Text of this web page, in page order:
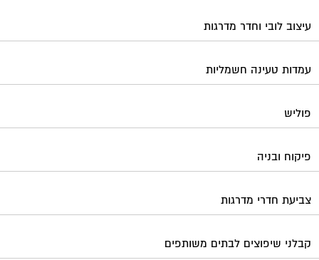
עיצוב לובי וחדר מדרגות
עמדות טעינה חשמליות
פוליש
פיקוח ובניה
צביעת חדרי מדרגות
קבלני שיפוצים לבתים משותפים